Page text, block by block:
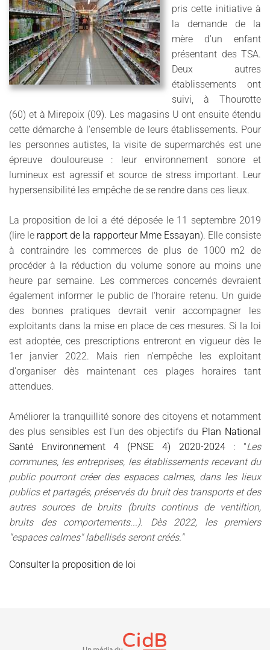
pris cette initiative à
la demande de la
mère d'un enfant
présentant des TSA.
Deux autres
établissements ont
suivi, à Thourotte
(60) et à Mirepoix (09). Les magasins U ont ensuite étendu
cette démarche à l'ensemble de leurs établissements. Pour
les personnes autistes, la visite de supermarchés est une
épreuve douloureuse : leur environnement sonore et
lumineux est agressif et source de stress important. Leur
hypersensibilité les empêche de se rendre dans ces lieux.
La proposition de loi a été déposée le 11 septembre 2019
(lire le rapport de la rapporteur Mme Essayan). Elle consiste
à contraindre les commerces de plus de 1000 m2 de
procéder à la réduction du volume sonore au moins une
heure par semaine. Les commerces concernés devraient
également informer le public de l'horaire retenu. Un guide
des bonnes pratiques devrait venir accompagner les
exploitants dans la mise en place de ces mesures. Si la loi
est adoptée, ces prescriptions entreront en vigueur dès le
1er janvier 2022. Mais rien n'empêche les exploitant
d'organiser dès maintenant ces plages horaires tant
attendues.
Améliorer la tranquillité sonore des citoyens et notamment
des plus sensibles est l'un des objectifs du Plan National
Santé Environnement 4 (PNSE 4) 2020-2024: "Les
communes, les entreprises, les établissements recevant du
public pourront créer des espaces calmes, dans les lieux
publics et partagés, préservés du bruit des transports et des
autres sources de bruits (bruits continus de ventiltion,
bruits des comportements...). Dès 2022, les premiers
"espaces calmes" labellisés seront créés."
Consulter la proposition de loi